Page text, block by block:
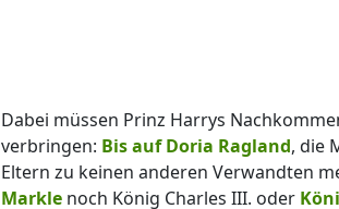
Dabei müssen Prinz Harrys
verbringen: Bis auf Doria Ragland, die
Eltern zu keinen anderen Verwandten
Markle noch König Charles III. oder